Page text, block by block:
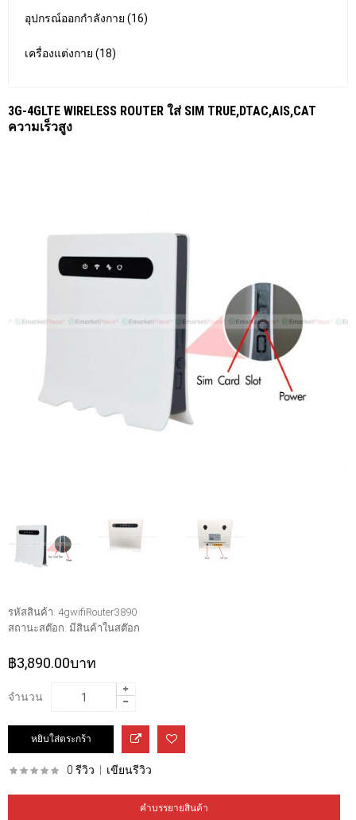
อุปกรณ์ออกกำลังกาย (16)
เครื่องแต่งกาย (18)
3G-4GLTE WIRELESS ROUTER ใส่ SIM TRUE,DTAC,AIS,CAT
ความเร็วสูง
รหัสสินค้า: 4gwifiRouter3890
สถานะสต๊อก: มีสินค้าในสต๊อก
฿3,890.00บาท
จำนวน
0 รีวิว เขียนรีวิว
คำบรรยายสินค้า